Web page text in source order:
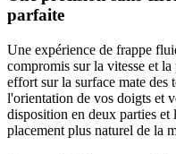
parfaite
Une expérience de frappe
compromis sur la vitesse et
effort sur la surface mate des
l'orientation de vos doigts et
disposition en deux parties
placement plus naturel de la